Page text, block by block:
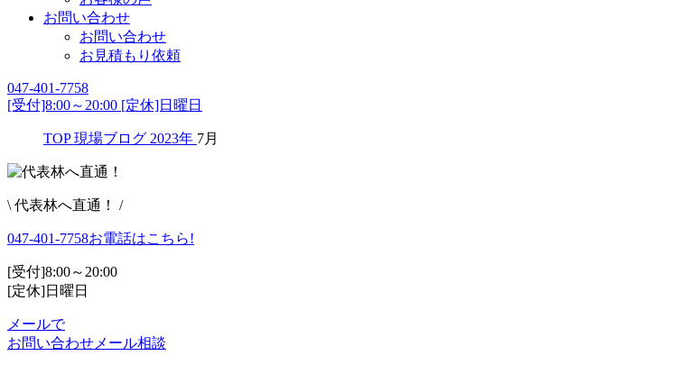
お問い合わせ
お問い合わせ
お見積もり依頼
047-401-7758
[受付]8:00～20:00 [定休]日曜日
TOP 現場ブログ 2023年 7月
\ 代表林へ直通！ /
047-401-7758お電話はこちら!
[受付]8:00～20:00
[定休]日曜日
メールで
お問い合わせ メール相談